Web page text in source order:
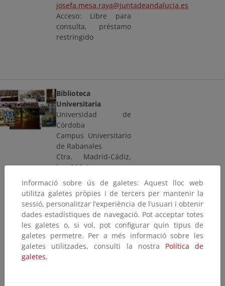
josefa.mesa.raya@juntadeandalucia.es
Acceso: Libre para
consulta, préstamo
restringido
Biblioteca
Universitaria
Universidad de
Córdoba
Campus Universitario
de Rabanales
Ctra. Madrid-Cádiz,
km. 396-A
14014 Córdoba
Telf.: 957 211 016
Web/Facebook /
Twitter/Pinterest
/Issuu/Slideshare
biblioteca@uco.es
Acceso: Libre para
consulta
Informació sobre ús de galetes: Aquest lloc web
utilitza galetes pròpies i de tercers per mantenir la
sessió, personalitzar l’experiència de l’usuari i obtenir
dades estadístiques de navegació. Pot acceptar totes
les galetes o, si vol, pot configurar quin tipus de
galetes permetre. Per a més informació sobre les
galetes utilitzades, consulti la nostra Política de
galetes.